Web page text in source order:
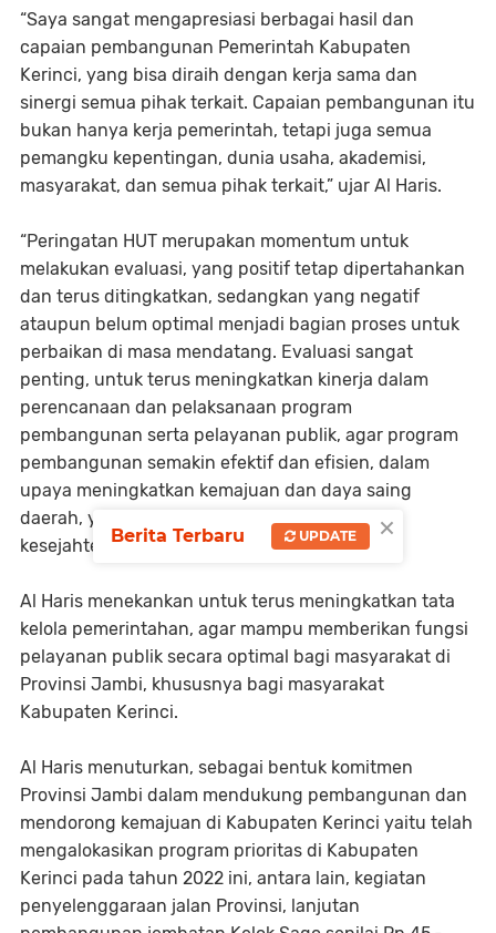
“Saya sangat mengapresiasi berbagai hasil dan
capaian pembangunan Pemerintah Kabupaten
Kerinci, yang bisa diraih dengan kerja sama dan
sinergi semua pihak terkait. Capaian pembangunan itu
bukan hanya kerja pemerintah, tetapi juga semua
pemangku kepentingan, dunia usaha, akademisi,
masyarakat, dan semua pihak terkait,” ujar Al Haris.
“Peringatan HUT merupakan momentum untuk
melakukan evaluasi, yang positif tetap dipertahankan
dan terus ditingkatkan, sedangkan yang negatif
ataupun belum optimal menjadi bagian proses untuk
perbaikan di masa mendatang. Evaluasi sangat
penting, untuk terus meningkatkan kinerja dalam
perencanaan dan pelaksanaan program
pembangunan serta pelayanan publik, agar program
pembangunan semakin efektif dan efisien, dalam
upaya meningkatkan kemajuan dan daya saing
daerah, yang bermuara pada peningkatan
kesejahteraan masyarakat,” sambung Al Haris.
Al Haris menekankan untuk terus meningkatkan tata
kelola pemerintahan, agar mampu memberikan fungsi
pelayanan publik secara optimal bagi masyarakat di
Provinsi Jambi, khususnya bagi masyarakat
Kabupaten Kerinci.
Al Haris menuturkan, sebagai bentuk komitmen
Provinsi Jambi dalam mendukung pembangunan dan
mendorong kemajuan di Kabupaten Kerinci yaitu telah
mengalokasikan program prioritas di Kabupaten
Kerinci pada tahun 2022 ini, antara lain, kegiatan
penyelenggaraan jalan Provinsi, lanjutan
×
Berita Terbaru UPDATE